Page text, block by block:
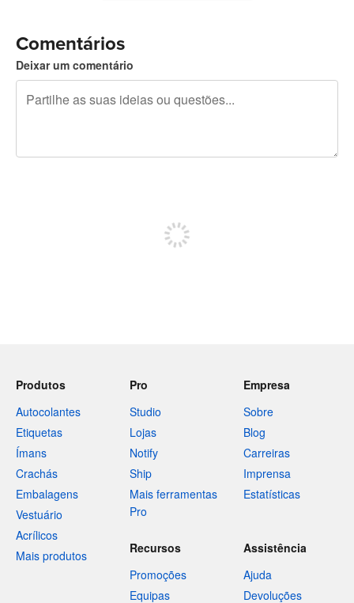
Comentários
Deixar um comentário
Produtos
Autocolantes
Etiquetas
Ímans
Crachás
Embalagens
Vestuário
Acrílicos
Mais produtos
Pro
Studio
Lojas
Notify
Ship
Mais ferramentas
Pro
Empresa
Sobre
Blog
Carreiras
Imprensa
Estatísticas
Recursos
Promoções
Equipas
Assistência
Ajuda
Devoluções